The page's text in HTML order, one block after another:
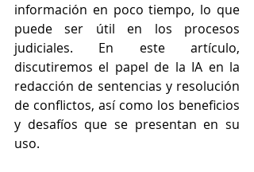
información en poco tiempo, lo que
puede ser útil en los procesos
judiciales. En este artículo,
discutiremos el papel de la IA en la
redacción de sentencias y resolución
de conflictos, así como los beneficios
y desafíos que se presentan en su
uso.